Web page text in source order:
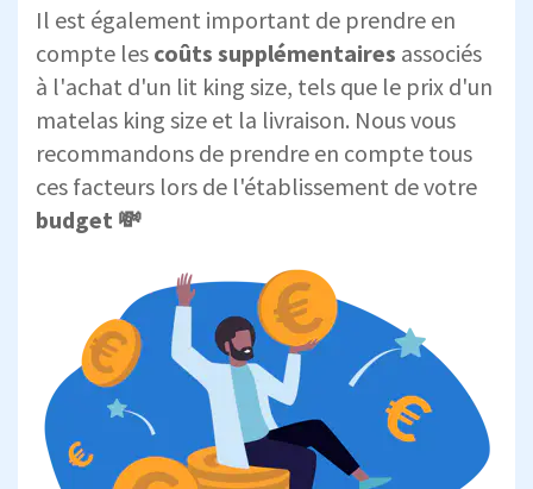
Il est également important de prendre en
compte les coûts supplémentaires associés
à l'achat d'un lit king size, tels que le prix d'un
matelas king size et la livraison. Nous vous
recommandons de prendre en compte tous
ces facteurs lors de l'établissement de votre
budget 💸